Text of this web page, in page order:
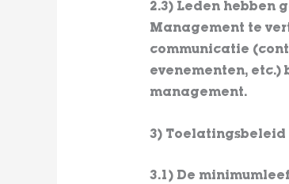
2.3) Leden hebben
Management te
communicatie
evenementen, etc.)
management.
3) Toelatingsbeleid
3.1) De